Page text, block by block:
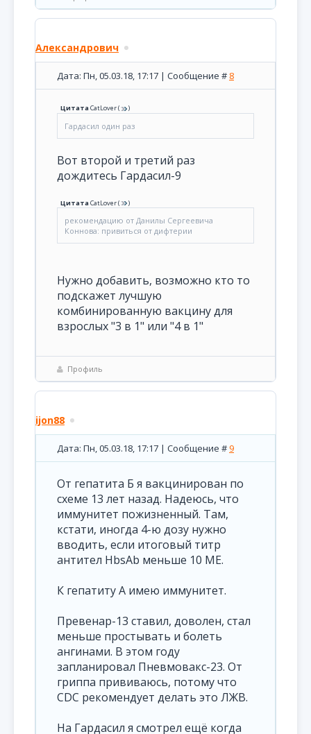
Александрович
Дата: Пн, 05.03.18, 17:17 | Сообщение # 8
ЦитатаCatLover( )
Гардасил один раз
Вот второй и третий раз
дождитесь Гардасил-9
ЦитатаCatLover( )
рекомендацию от Данилы Сергеевича
Коннова: привиться от дифтерии
Нужно добавить, возможно кто то
подскажет лучшую
комбинированную вакцину для
взрослых "3 в 1" или "4 в 1"
Профиль
ijon88
Дата: Пн, 05.03.18, 17:17 | Сообщение #9
От гепатита Б я вакцинирован по
схеме 13 лет назад. Надеюсь, что
иммунитет пожизненный. Там,
кстати, иногда 4-ю дозу нужно
вводить, если итоговый титр
антител HbsAb меньше 10 МЕ.
К гепатиту А имею иммунитет.
Превенар-13 ставил, доволен, стал
меньше простывать и болеть
ангинами. В этом году
запланировал Пневмовакс-23. От
гриппа прививаюсь, потому что
CDC рекомендует делать это ЛЖВ.
На Гардасил я смотрел ещё когда